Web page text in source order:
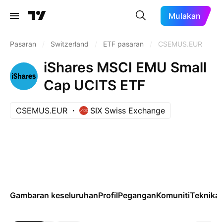
Mulakan
Pasaran Switzerland ETF pasaran CSEMUS.EUR
iShares MSCI EMU Small
Cap UCITS ETF
CSEMUS.EUR SIX Swiss Exchange
Gambaran keseluruhanProfilPeganganKomunitiTeknikal